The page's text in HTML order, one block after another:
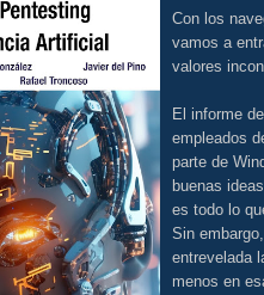
Con los
vamos a
valores
El informe
empleados
parte de
buenas
es todo lo
Sin
entrevelada
menos en